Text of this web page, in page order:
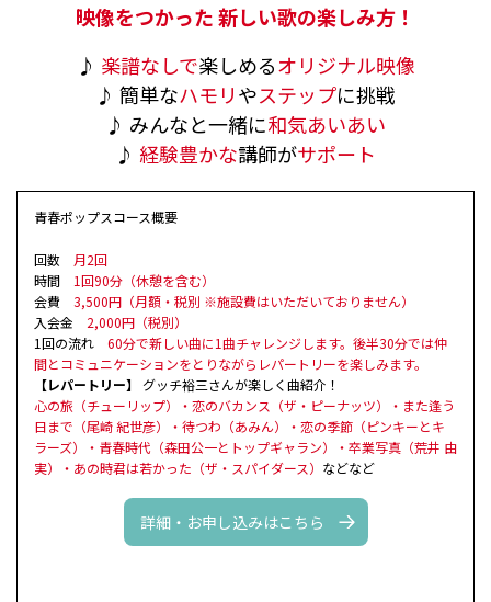
映像をつかった 新しい歌の楽しみ方！
♪ 楽譜なしで楽しめるオリジナル映像
♪ 簡単なハモリやステップに挑戦
♪ みんなと一緒に和気あいあい
♪ 経験豊かな講師がサポート
青春ポップスコース概要
回数 月2回
時間 1回90分（休憩を含む）
会費 3,500円（月額・税別 ※施設費はいただいておりません）
入会金 2,000円（税別）
1回の流れ 60分で新しい曲に1曲チャレンジします。後半30分では仲
間とコミュニケーションをとりながらレパートリーを楽しみます。
【レパートリー】
グッチ裕三さんが楽しく曲紹介！
心の旅（チューリップ）・恋のバカンス（ザ・ピーナッツ）・また逢う
日まで（尾崎 紀世彦）・待つわ（あみん）・恋の季節（ピンキーとキ
ラーズ）・青春時代（森田公一とトップギャラン）・卒業写真（荒井 由
実）・あの時君は若かった（ザ・スパイダース） などなど
詳細・お申し込みはこちら